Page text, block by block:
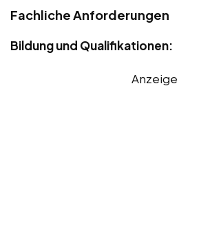
Fachliche Anforderungen
Bildung und Qualifikationen:
Anzeige